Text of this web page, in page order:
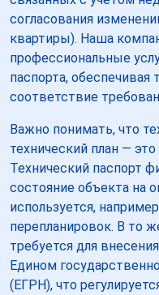
согласования
квартиры). Наша
профессиональные
паспорта, обеспечивая
соответствие
Важно понимать, что
технический план —
Технический паспорт
состояние объекта на
используется,
перепланировок. В то
требуется для
Едином
(ЕГРН), что